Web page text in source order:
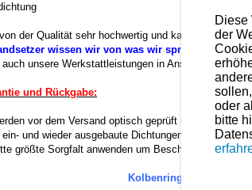
der Qualität sehr hochwertig und kann
wissen wir von was wir sprechen.
unsere Werkstattleistungen in Anspruch
und Rückgabe:
vor dem Versand optisch geprüft um evtl.
und wieder ausgebaute Dichtungen entfällt das
größte Sorgfalt anwenden um Beschädigungen der
Kolbenringe und
Diese
der
oder
bitte